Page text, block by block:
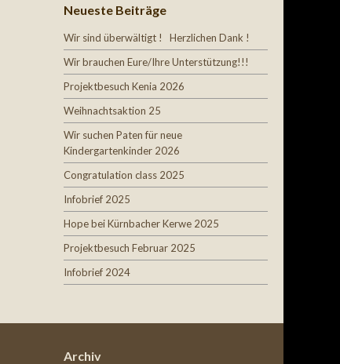
Neueste Beiträge
Wir sind überwältigt ! Herzlichen Dank !
Wir brauchen Eure/Ihre Unterstützung!!!
Projektbesuch Kenia 2026
Weihnachtsaktion 25
Wir suchen Paten für neue
Kindergartenkinder 2026
Congratulation class 2025
Infobrief 2025
Hope bei Kürnbacher Kerwe 2025
Projektbesuch Februar 2025
Infobrief 2024
Archiv